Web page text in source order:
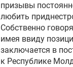
призывы
любить
Собственно
имея ввиду
заключается в
к Республике